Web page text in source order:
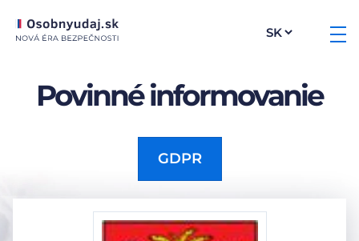
Povinné informovanie
GDPR